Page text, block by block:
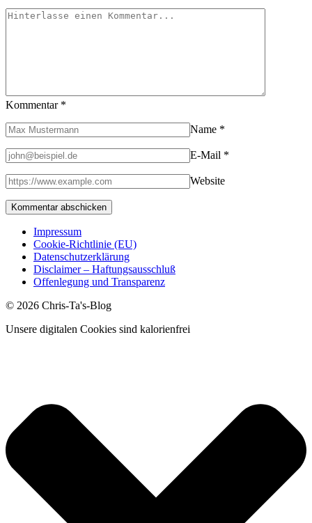
Kommentar *
Name *
E-Mail *
Website
Impressum
Cookie-Richtlinie (EU)
Datenschutzerklärung
Disclaimer – Haftungsausschluß
Offenlegung und Transparenz
© 2026 Chris-Ta's-Blog
Unsere digitalen Cookies sind kalorienfrei